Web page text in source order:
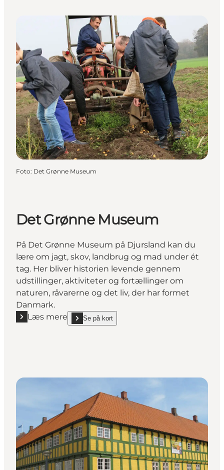
Foto: Det Grønne Museum
Det Grønne Museum
På Det Grønne Museum på Djursland kan du
lære om jagt, skov, landbrug og mad under ét
tag. Her bliver historien levende gennem
udstillinger, aktiviteter og fortællinger om
naturen, råvarerne og det liv, der har formet
Danmark.
Læs mere
Læs mere "Det Grønne Museum"
Se på kort
show Det Grønne Museum on_map